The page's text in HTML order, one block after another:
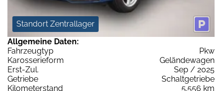
Standort Zentrallager
Allgemeine Daten:
Fahrzeugtyp
Pkw
Karosserieform
Geländewagen
Erst-Zul.
Sep / 2025
Getriebe
Schaltgetriebe
Kilometerstand
5.556 km